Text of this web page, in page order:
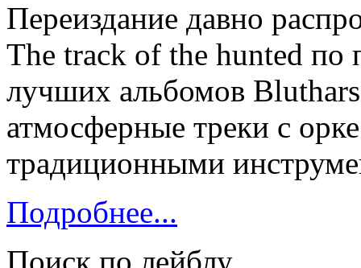
Переиздание давно
The track of the hunted по
лучших альбомов
атмосферные треки с
традиционными
Подробнее...